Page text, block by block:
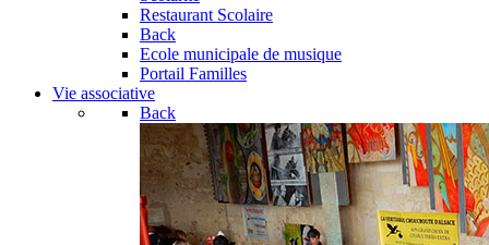
Restaurant Scolaire
Back
Ecole municipale de musique
Portail Familles
Vie associative
Back